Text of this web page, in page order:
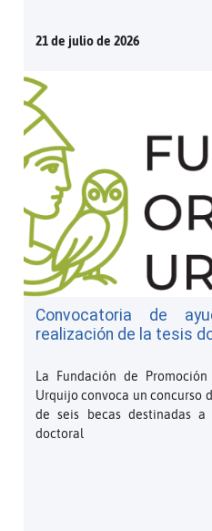
21 de julio de 2026
Convocatoria de
realización de la tesis
La Fundación de
Urquijo convoca un concurso
de seis becas destinadas
doctoral